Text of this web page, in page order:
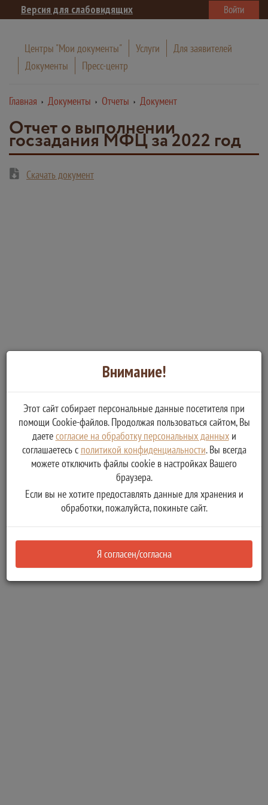
Версия для слабовидящих Войти
Центры "Мои документы" Услуги
Для заявителей
Документы
Пресс-центр
Главная Документы Отчеты Документ
Отчет о выполнении
госзадания МФЦ за 2022 год
Скачать документ
Внимание!
Этот сайт собирает персональные данные посетителя при
помощи Cookie-файлов. Продолжая пользоваться сайтом, Вы
даетесогласие на обработку персональных данныхи
соглашаетесь с политикой конфиденциальности. Вы всегда
можете отключить файлы cookie в настройках Вашего
браузера.
Если вы не хотите предоставлять данные для хранения и
обработки, пожалуйста, покиньте сайт.
Я согласен/согласна